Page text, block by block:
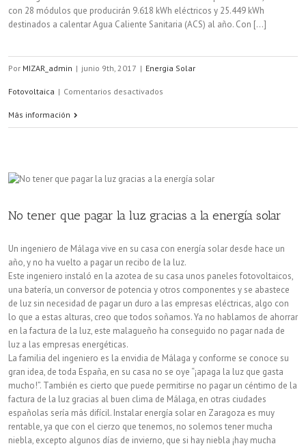
con 28 módulos que producirán 9.618 kWh eléctricos y 25.449 kWh
destinados a calentar Agua Caliente Sanitaria (ACS) al año. Con [...]
Por MIZAR_admin | junio 9th, 2017 | Energia Solar
Fotovoltaica | Comentarios desactivados
Zaragoza
nuevas
instalaciones
de
energía
en
diversos
edificios
municipales
Más información
No tener que pagar la luz gracias a la energía solar
Un ingeniero de Málaga vive en su casa con energía solar desde hace un
año, y no ha vuelto a pagar un recibo de la luz.
Este ingeniero instaló en la azotea de su casa unos paneles fotovoltaicos,
una batería, un conversor de potencia y otros componentes y se abastece
de luz sin necesidad de pagar un duro a las empresas eléctricas, algo con
lo que a estas alturas, creo que todos soñamos. Ya no hablamos de ahorrar
en la factura de la luz, este malagueño ha conseguido no pagar nada de
luz a las empresas energéticas.
La familia del ingeniero es la envidia de Málaga y conforme se conoce su
gran idea, de toda España, en su casa no se oye “¡apaga la luz que gasta
mucho!”. También es cierto que puede permitirse no pagar un céntimo de la
factura de la luz gracias al buen clima de Málaga, en otras ciudades
españolas sería más difícil. Instalar energía solar en Zaragoza es muy
rentable, ya que con el cierzo que tenemos, no solemos tener mucha
niebla, excepto algunos días de invierno, que si hay niebla ¡hay mucha